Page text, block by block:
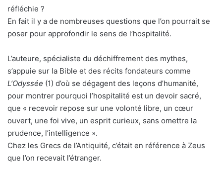
réfléchie ?
En fait il y a de nombreuses questions que l’on pourrait se
poser pour approfondir le sens de l’hospitalité.
L’auteure, spécialiste du déchiffrement des mythes,
s’appuie sur la Bible et des récits fondateurs comme
L’Odyssée (1) d’où se dégagent des leçons d’humanité,
pour montrer pourquoi l’hospitalité est un devoir sacré,
que « recevoir repose sur une volonté libre, un cœur
ouvert, une foi vive, un esprit curieux, sans omettre la
prudence, l’intelligence ».
Chez les Grecs de l’Antiquité, c’était en référence à Zeus
que l’on recevait l’étranger.